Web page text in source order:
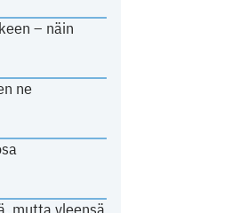
– näin
ne